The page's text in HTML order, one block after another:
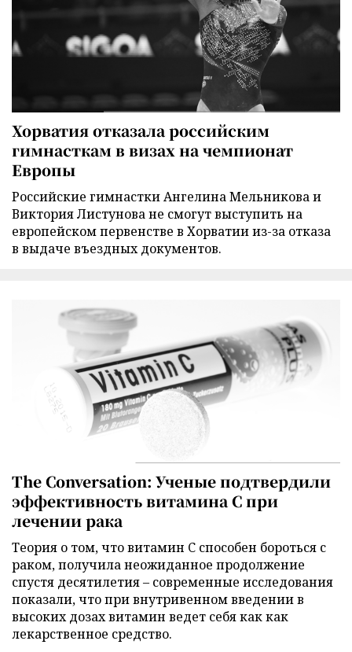
Хорватия отказала российским
гимнасткам в визах на чемпионат
Европы
Российские гимнастки Ангелина Мельникова и
Виктория Листунова не смогут выступить на
европейском первенстве в Хорватии из-за отказа
в выдаче въездных документов.
The Conversation: Ученые подтвердили
эффективность витамина C при
лечении рака
Теория о том, что витамин C способен бороться с
раком, получила неожиданное продолжение
спустя десятилетия – современные исследования
показали, что при внутривенном введении в
высоких дозах витамин ведет себя как как
лекарственное средство.